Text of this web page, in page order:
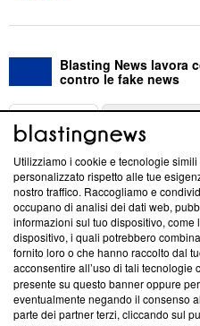
Blasting News lavora
contro le fake news
ABOUT
Questa sezione offre
News, sui nostri processi
creare news di qualità. Inoltre,
‘Trust Project - News with
ancora membro del
parte; Trust Project non ha
conformità agli standard.
Su di noi
Utilizziamo i cookie e tecnologie
personalizzato rispetto alle tue
nostro traffico. Raccogliamo e
occupano di analisi dei dati web,
informazioni sul tuo dispositivo, come
dispositivo, i quali potrebbero
fornito loro o che hanno raccolto dal
acconsentire all’uso di tali tecnologie
presente su questo banner oppure
eventualmente negando il consenso
parte dei partner terzi, cliccando sul